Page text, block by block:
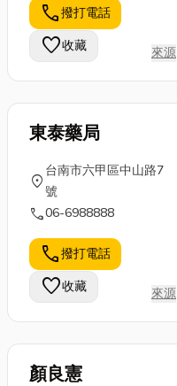
call撥打電話
favorite收藏 來源
東泰藥局
location_on
台南市六甲區中山路7
號
call06-6988888
call撥打電話
favorite收藏 來源
顏良憲